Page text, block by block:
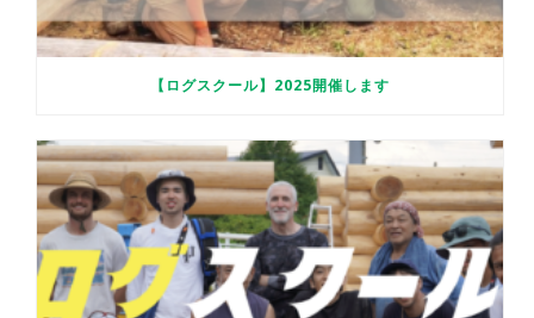
【ログスクール】2025開催します